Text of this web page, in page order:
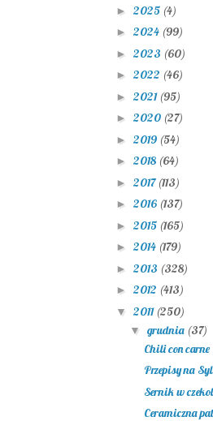
► 2025 (4)
► 2024 (99)
► 2023 (60)
► 2022 (46)
► 2021 (95)
► 2020 (27)
► 2019 (54)
► 2018 (64)
► 2017(113)
► 2016 (137)
► 2015 (165)
► 2014 (179)
► 2013 (328)
► 2012 (413)
▼ 2011 (250)
▼ grudnia (37)
Chili con carne
Przepisy na
Sernik w
Ceramiczna